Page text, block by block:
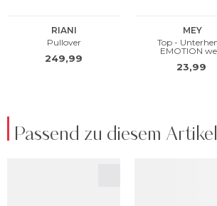
Passend zu diesem Artikel